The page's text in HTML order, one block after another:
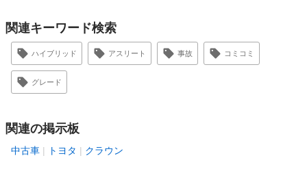
関連キーワード検索
ハイブリッド アスリート 事故 コミコミ
グレード
関連の掲示板
中古車 トヨタ クラウン